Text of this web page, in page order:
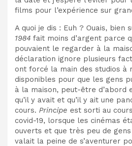
films pour l’expérience sur
A quoi je dis : Euh ? Ouais, bien
1984 fait moins d’argent parce
pouvaient le regarder à la
déclaration ignore plusieurs
ont forcé la main des studios à
disponibles pour que les gens
à la maison, peut-être d’abord
qu’il y avait et qu’il y ait une
cours. Principe est sorti au
covid-19, lorsque les cinémas
ouverts et que très peu de
valait la peine de s’aventurer